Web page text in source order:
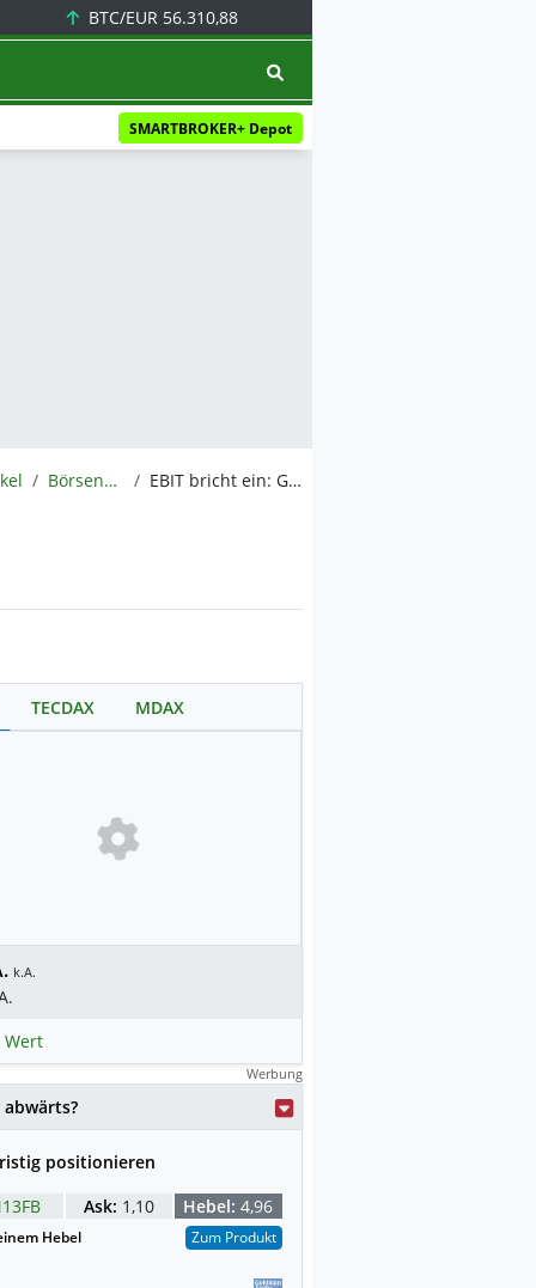
BTC/EUR 56.310,88
SMARTBROKER+ Depot
BörsenNEWS.de EBIT bricht ein: Gelingt SMA die Trendwende 2025?
mit KI erstellt.
TECDAX MDAX
k.A.
Werbung
positionieren
Ask: 1,10 Hebel: 4,96
Hebel Zum Produkt